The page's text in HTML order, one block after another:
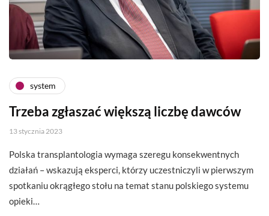
system
Trzeba zgłaszać większą liczbę dawców
13 stycznia 2023
Polska transplantologia wymaga szeregu konsekwentnych
działań – wskazują eksperci, którzy uczestniczyli w pierwszym
spotkaniu okrągłego stołu na temat stanu polskiego systemu
opieki…